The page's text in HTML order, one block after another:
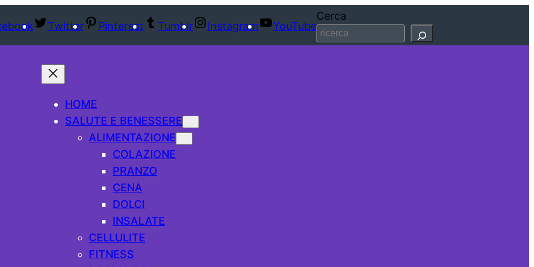
Twitter Pinterest Tumblr Instagram YouTube
Cerca
HOME
SALUTE E BENESSERE
ALIMENTAZIONE
COLAZIONE
PRANZO
CENA
DOLCI
INSALATE
CELLULITE
FITNESS